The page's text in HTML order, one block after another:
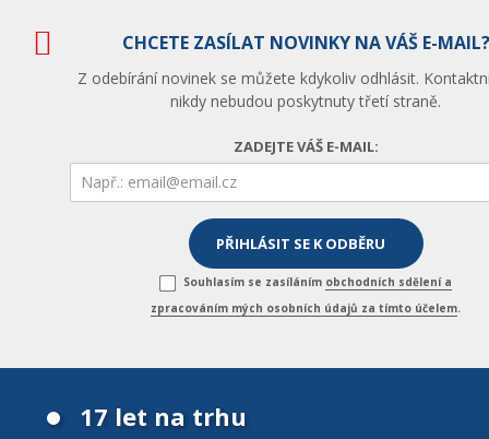
CHCETE ZASÍLAT NOVINKY NA VÁŠ E-MAIL?
Z odebírání novinek se můžete kdykoliv odhlásit.
nikdy nebudou poskytnuty třetí straně.
ZADEJTE VÁŠ E-MAIL:
Souhlasím se zasíláním obchodních sdělení a
zpracováním mých osobních údajů za tímto účelem.
17 let na trhu